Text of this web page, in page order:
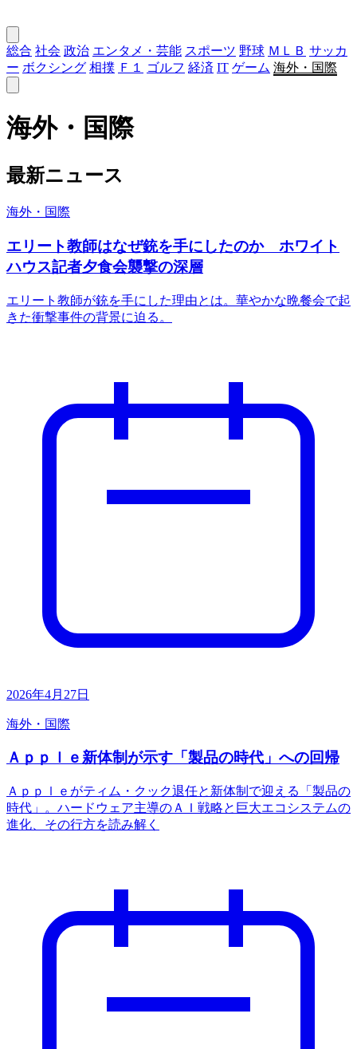
総合 社会 政治 エンタメ・芸能 スポーツ 野球 ＭＬＢ サッカ
ー ボクシング 相撲 Ｆ１ ゴルフ 経済 IT ゲーム 海外・国際
海外・国際
最新ニュース
海外・国際
エリート教師はなぜ銃を手にしたのか ホワイト
ハウス記者夕食会襲撃の深層
エリート教師が銃を手にした理由とは。華やかな晩餐会で起
きた衝撃事件の背景に迫る。
2026年4月27日
海外・国際
Ａｐｐｌｅ新体制が示す「製品の時代」への回帰
Ａｐｐｌｅがティム・クック退任と新体制で迎える「製品の
時代」。ハードウェア主導のＡＩ戦略と巨大エコシステムの
進化、その行方を読み解く